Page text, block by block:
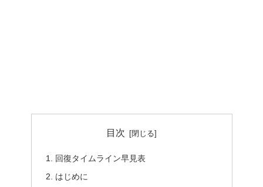
目次
回復タイムライン早見表
はじめに